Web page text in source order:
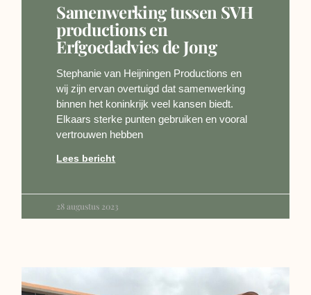
Samenwerking tussen SVH
productions en
Erfgoedadvies de Jong
Stephanie van Heijningen Productions en
wij zijn ervan overtuigd dat samenwerking
binnen het koninkrijk veel kansen biedt.
Elkaars sterke punten gebruiken en vooral
vertrouwen hebben
Lees bericht
28 augustus 2023